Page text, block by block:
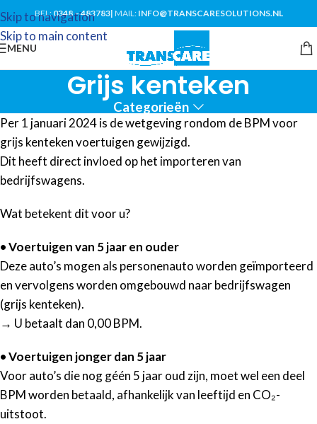
Skip to navigation
Skip to main content
BEL:0348 – 483783| MAIL: INFO@TRANSCARESOLUTIONS.NL
MENU
Grijs kenteken
Categorieën
Per 1 januari 2024 is de wetgeving rondom de BPM voor
grijs kenteken voertuigen gewijzigd.
Dit heeft direct invloed op het importeren van
bedrijfswagens.
Wat betekent dit voor u?
• Voertuigen van 5 jaar en ouder
Deze auto’s mogen als personenauto worden geïmporteerd
en vervolgens worden omgebouwd naar bedrijfswagen
(grijs kenteken).
→ U betaalt dan 0,00 BPM.
• Voertuigen jonger dan 5 jaar
Voor auto’s die nog géén 5 jaar oud zijn, moet wel een deel
BPM worden betaald, afhankelijk van leeftijd en CO₂-
uitstoot.